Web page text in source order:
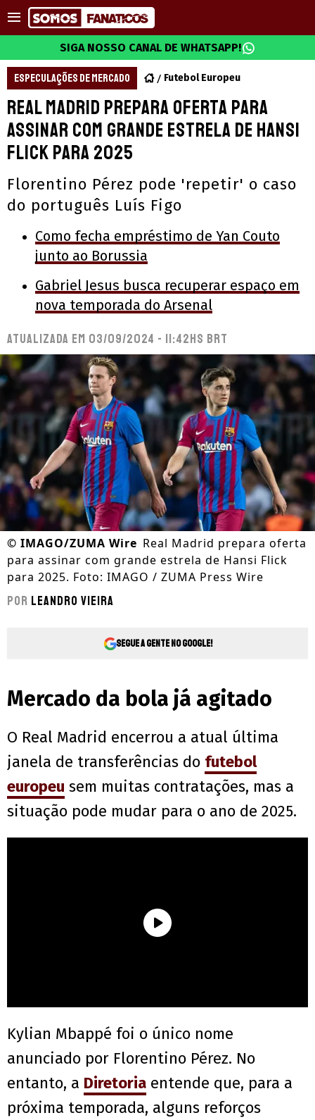
SIGA NOSSO CANAL DE WHATSAPP!
ESPECULAÇÕES DE MERCADO Futebol Europeu
Real Madrid prepara oferta para
assinar com grande estrela de Hansi
Flick para 2025
Florentino Pérez pode 'repetir' o caso
do português Luís Figo
Como fecha empréstimo de Yan Couto
junto ao Borussia
Gabriel Jesus busca recuperar espaço em
nova temporada do Arsenal
Atualizada em 03/09/2024 - 11:42hs BRT
© IMAGO/ZUMA Wire Real Madrid prepara oferta
para assinar com grande estrela de Hansi Flick
para 2025. Foto: IMAGO / ZUMA Press Wire
Por Leandro Vieira
Segue a gente no Google!
Mercado da bola já agitado
O Real Madrid encerrou a atual última
janela de transferências do futebol
europeu sem muitas contratações, mas a
situação pode mudar para o ano de 2025.
Kylian Mbappé foi o único nome
anunciado por Florentino Pérez. No
entanto, a Diretoria entende que, para a
próxima temporada, alguns reforços